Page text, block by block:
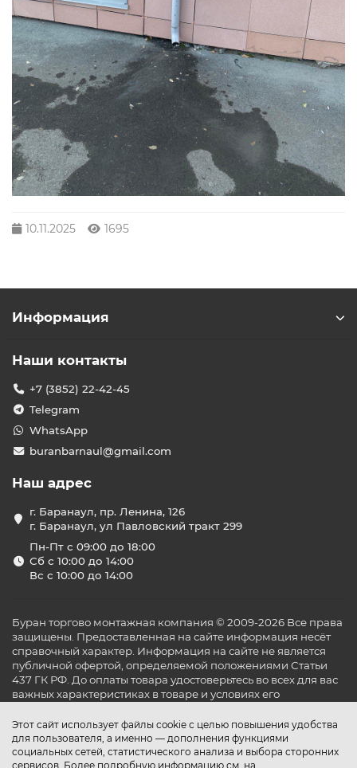
10.11.2025 1695
Этот сайт использует файлы cookie с целью повышения удобства
для пользователя, а именно — дополнения функциями
социальных сетей, статистического анализа и выбора сторонних
сервисов. Более подробную информацию см. на
Информация
Наши контакты
+7 (3852) 22-42-45
Telegram
WhatsApp
buranbarnaul@gmail.com
Наш адрес
г. Баранаул, пр. Ленина, 126
г. Баранаул, ул Павловский тракт 299
Пн-Пт с 09:00 до 18:00
Сб с 10:00 до 14:00
Вс с 10:00 до 14:00
Буран торгово монтажная компания © 2009-2026 Все права
защищены. Предоставленная на сайте информация несёт
справочный характер. Информация на сайте не является
публичной офертой, определяемой положениями Статьи
437 ГК РФ. До оплаты товара удостоверьтесь во всех для вас
важных характеристиках в товаре и условиях его